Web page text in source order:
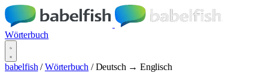
Wörterbuch
babelfish / Wörterbuch / Deutsch → Englisch